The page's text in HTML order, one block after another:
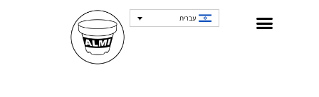
עברית